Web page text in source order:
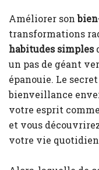
Améliorer son
transformations
habitudes simples
un pas de géant
épanouie. Le
bienveillance
votre esprit
et vous
votre vie